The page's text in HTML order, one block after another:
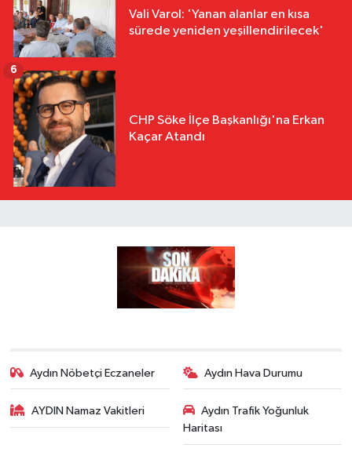
Vali Varol: 'Yanan alanlar en kısa
sürede yeniden yeşillendirilecek'
CHP Söke İlçe Başkanlığı'na Erkan
Kaçar Atandı
6
Aydın Nöbetçi Eczaneler Aydın Hava Durumu
AYDIN Namaz Vakitleri
Aydın Trafik Yoğunluk
Haritası